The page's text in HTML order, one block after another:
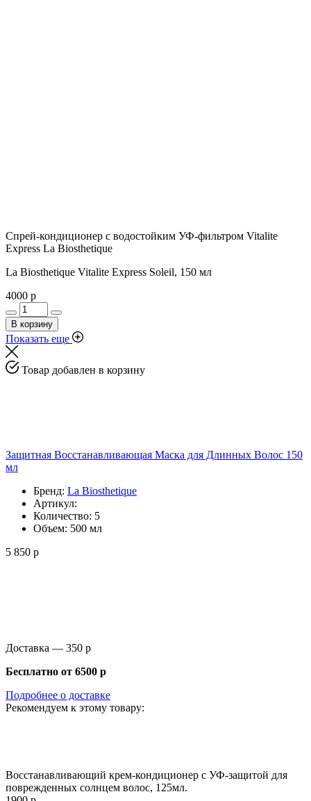
Спрей-кондиционер с водостойким УФ-фильтром Vitalite
Express La Biosthetique
La Biosthetique Vitalite Express Soleil, 150 мл
4000 р
В корзину
Показать еще
Товар добавлен в корзину
Защитная Восстанавливающая Маска для Длинных Волос 150
мл
Бренд: La Biosthetique
Артикул:
Количество: 5
Объем: 500 мл
5 850 р
Доставка — 350 р
Бесплатно от 6500 р
Подробнее о доставке
Рекомендуем к этому товару:
Восстанавливающий крем-кондиционер с УФ-защитой для
поврежденных солнцем волос, 125мл.